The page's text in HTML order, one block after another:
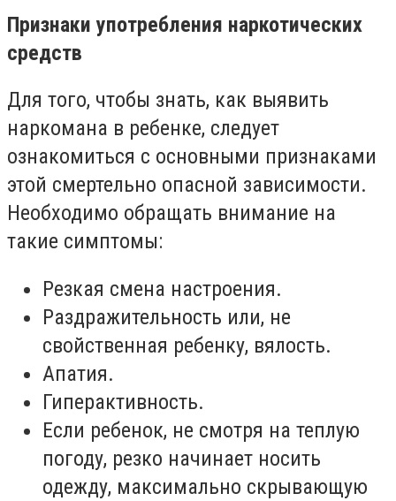
Признаки употребления наркотических
средств
Для того, чтобы знать, как выявить
наркомана в ребенке, следует
ознакомиться с основными признаками
этой смертельно опасной зависимости.
Необходимо обращать внимание на
такие симптомы:
Резкая смена настроения.
Раздражительность или, не
свойственная ребенку, вялость.
Апатия.
Гиперактивность.
Если ребенок, не смотря на теплую
погоду, резко начинает носить
одежду, максимально скрывающую